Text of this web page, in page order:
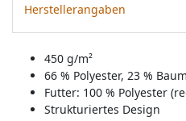
Herstellerangaben
450 g/m²
66 % Polyester, 23 %
Futter: 100 % Polyester
Strukturiertes Design